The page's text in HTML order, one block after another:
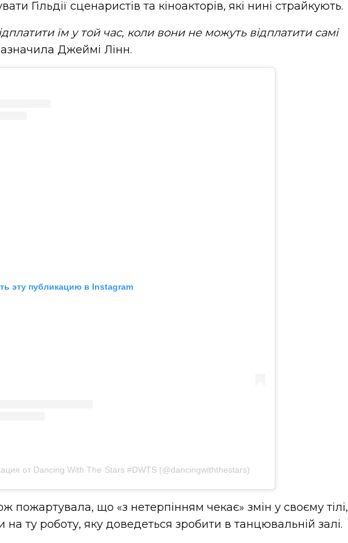
Гільдії сценаристів та кіноакторів, які нині страйкують.
їм у той час, коли вони не можуть відплатити самі
Джеймі Лінн.
эту публикацию в Instagram
от Dancing With The Stars #DWTS (@dancingwiththestars)
пожартувала, що «з нетерпінням чекає» змін у своєму тілі,
ту роботу, яку доведеться зробити в танцювальній залі.